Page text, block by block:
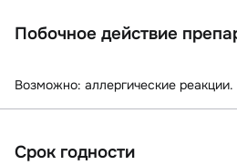
Побочное действие
Возможно: аллергические реакции.
Срок годности